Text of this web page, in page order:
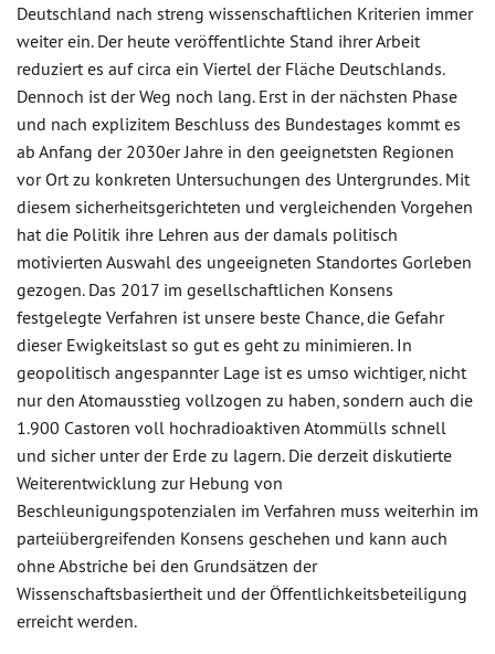
Deutschland nach streng wissenschaftlichen Kriterien immer
weiter ein. Der heute veröffentlichte Stand ihrer Arbeit
reduziert es auf circa ein Viertel der Fläche Deutschlands.
Dennoch ist der Weg noch lang. Erst in der nächsten Phase
und nach explizitem Beschluss des Bundestages kommt es
ab Anfang der 2030er Jahre in den geeignetsten Regionen
vor Ort zu konkreten Untersuchungen des Untergrundes. Mit
diesem sicherheitsgerichteten und vergleichenden Vorgehen
hat die Politik ihre Lehren aus der damals politisch
motivierten Auswahl des ungeeigneten Standortes Gorleben
gezogen. Das 2017 im gesellschaftlichen Konsens
festgelegte Verfahren ist unsere beste Chance, die Gefahr
dieser Ewigkeitslast so gut es geht zu minimieren. In
geopolitisch angespannter Lage ist es umso wichtiger, nicht
nur den Atomausstieg vollzogen zu haben, sondern auch die
1.900 Castoren voll hochradioaktiven Atommülls schnell
und sicher unter der Erde zu lagern. Die derzeit diskutierte
Weiterentwicklung zur Hebung von
Beschleunigungspotenzialen im Verfahren muss weiterhin im
parteiübergreifenden Konsens geschehen und kann auch
ohne Abstriche bei den Grundsätzen der
Wissenschaftsbasiertheit und der Öffentlichkeitsbeteiligung
erreicht werden.